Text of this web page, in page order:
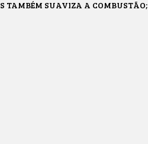
TAMBÉM SUAVIZA A COMBUSTÃO;